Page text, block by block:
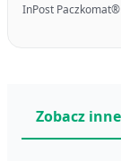
InPost
Zobacz